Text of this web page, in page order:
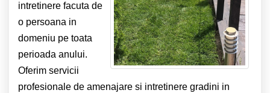
intretinere facuta de
o persoana in
domeniu pe toata
perioada anului.
Oferim servicii
profesionale de amenajare si intretinere gradini in